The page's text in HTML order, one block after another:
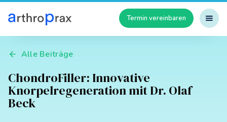
Termin vereinbaren
Alle Beiträge
ChondroFiller: Innovative
Knorpelregeneration mit Dr. Olaf
Beck